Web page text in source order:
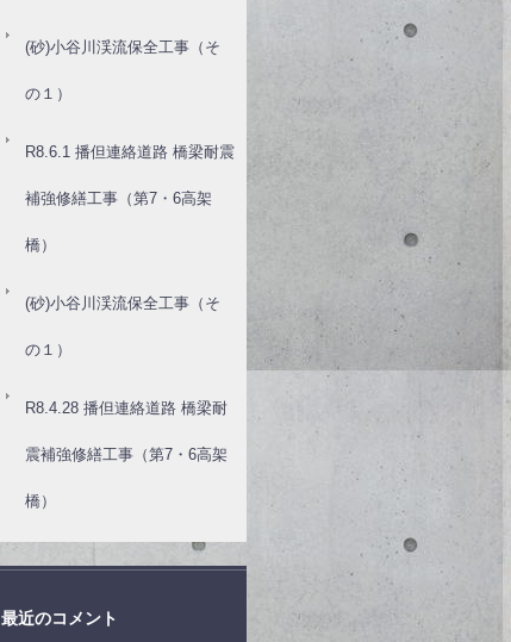
(砂)小谷川渓流保全工事（そ
の１）
R8.6.1 播但連絡道路 橋梁耐震
補強修繕工事（第7・6高架
橋）
(砂)小谷川渓流保全工事（そ
の１）
R8.4.28 播但連絡道路 橋梁耐
震補強修繕工事（第7・6高架
橋）
最近のコメント